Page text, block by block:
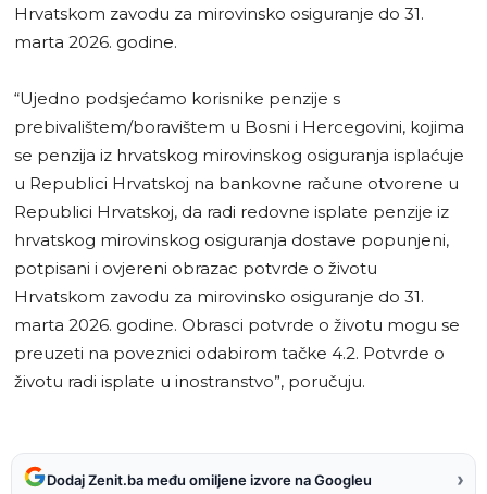
Hrvatskom zavodu za mirovinsko osiguranje do 31.
marta 2026. godine.
“Ujedno podsjećamo korisnike penzije s
prebivalištem/boravištem u Bosni i Hercegovini, kojima
se penzija iz hrvatskog mirovinskog osiguranja isplaćuje
u Republici Hrvatskoj na bankovne račune otvorene u
Republici Hrvatskoj, da radi redovne isplate penzije iz
hrvatskog mirovinskog osiguranja dostave popunjeni,
potpisani i ovjereni obrazac potvrde o životu
Hrvatskom zavodu za mirovinsko osiguranje do 31.
marta 2026. godine. Obrasci potvrde o životu mogu se
preuzeti na poveznici odabirom tačke 4.2. Potvrde o
životu radi isplate u inostranstvo”, poručuju.
Dodaj Zenit.ba među omiljene izvore na Googleu ›